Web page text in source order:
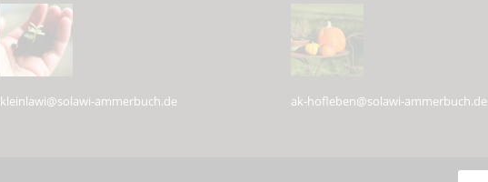
kleinlawi@solawi-ammerbuch.de ak-hofleben@solawi-ammerbuch.de